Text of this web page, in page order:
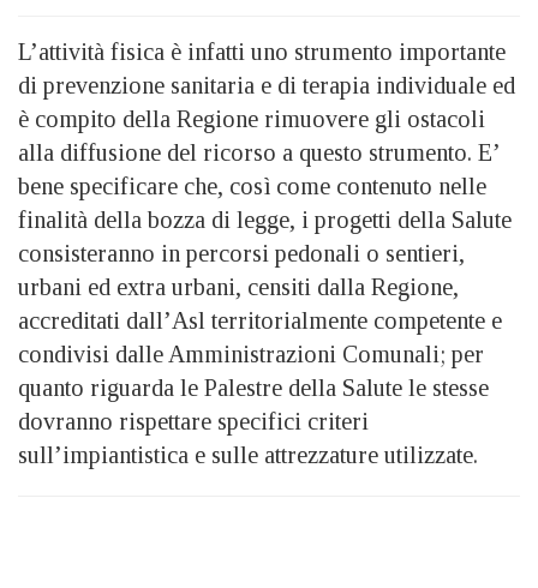
L’attività fisica è infatti uno strumento importante
di prevenzione sanitaria e di terapia individuale ed
è compito della Regione rimuovere gli ostacoli
alla diffusione del ricorso a questo strumento. E’
bene specificare che, così come contenuto nelle
finalità della bozza di legge, i progetti della Salute
consisteranno in percorsi pedonali o sentieri,
urbani ed extra urbani, censiti dalla Regione,
accreditati dall’Asl territorialmente competente e
condivisi dalle Amministrazioni Comunali; per
quanto riguarda le Palestre della Salute le stesse
dovranno rispettare specifici criteri
sull’impiantistica e sulle attrezzature utilizzate.